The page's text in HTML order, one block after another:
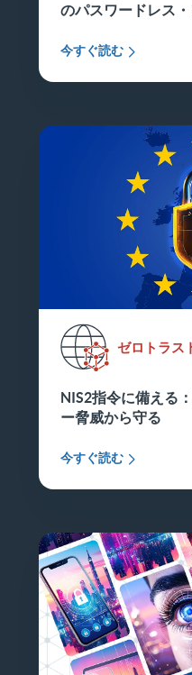
のパスワードレス
今すぐ読む
ゼロトラス
NIS2指令に備える
ー脅威から守る
今すぐ読む